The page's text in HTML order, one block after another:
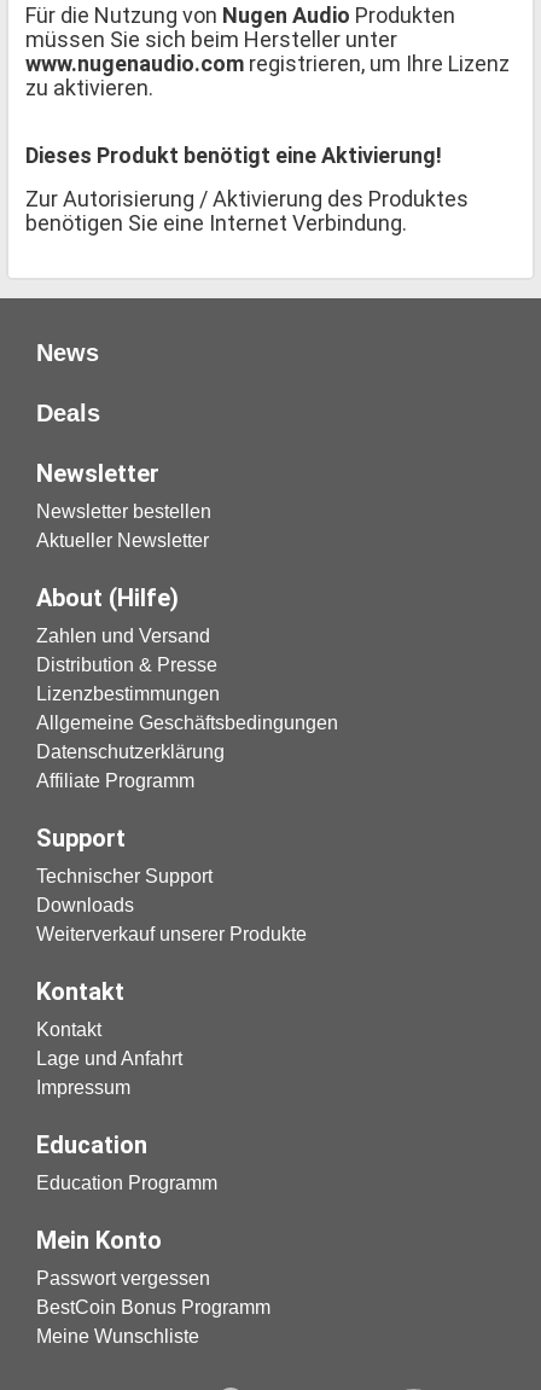
Für die Nutzung von Nugen Audio Produkten
müssen Sie sich beim Hersteller unter
www.nugenaudio.com registrieren, um Ihre Lizenz
zu aktivieren.
Dieses Produkt benötigt eine Aktivierung!
Zur Autorisierung / Aktivierung des Produktes
benötigen Sie eine Internet Verbindung.
News
Deals
Newsletter
Newsletter bestellen
Aktueller Newsletter
About (Hilfe)
Zahlen und Versand
Distribution & Presse
Lizenzbestimmungen
Allgemeine Geschäftsbedingungen
Datenschutzerklärung
Affiliate Programm
Support
Technischer Support
Downloads
Weiterverkauf unserer Produkte
Kontakt
Kontakt
Lage und Anfahrt
Impressum
Education
Education Programm
Mein Konto
Passwort vergessen
BestCoin Bonus Programm
Meine Wunschliste